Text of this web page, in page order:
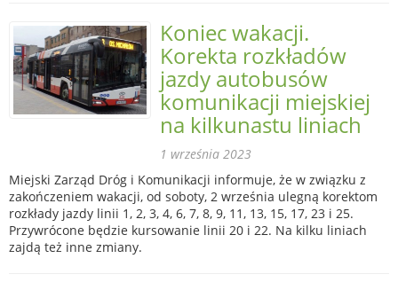
Koniec wakacji.
Korekta rozkładów
jazdy autobusów
komunikacji miejskiej
na kilkunastu liniach
1 września 2023
Miejski Zarząd Dróg i Komunikacji informuje, że w związku z
zakończeniem wakacji, od soboty, 2 września ulegną korektom
rozkłady jazdy linii 1, 2, 3, 4, 6, 7, 8, 9, 11, 13, 15, 17, 23 i 25.
Przywrócone będzie kursowanie linii 20 i 22. Na kilku liniach
zajdą też inne zmiany.